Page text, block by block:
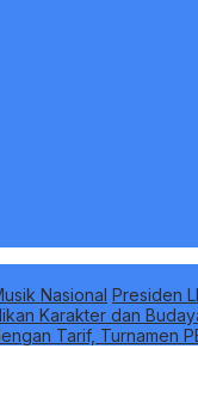
Nasional Presiden
Karakter dan
Tarif, Turnamen